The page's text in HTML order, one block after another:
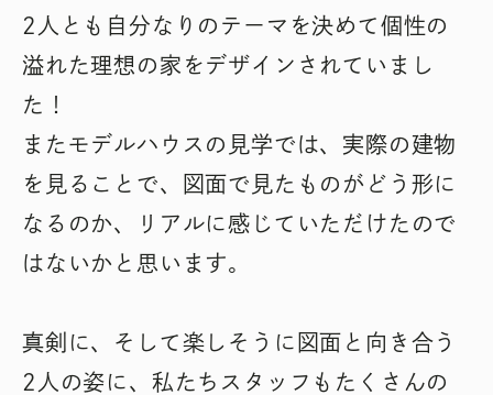
2人とも自分なりのテーマを決めて個性の
溢れた理想の家をデザインされていまし
た！
またモデルハウスの見学では、実際の建物
を見ることで、図面で見たものがどう形に
なるのか、リアルに感じていただけたので
はないかと思います。
真剣に、そして楽しそうに図面と向き合う
2人の姿に、私たちスタッフもたくさんの